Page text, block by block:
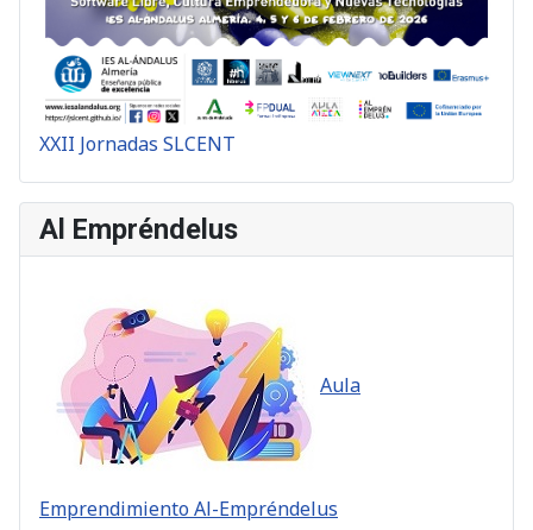
XXII Jornadas SLCENT
Al Empréndelus
Aula
Emprendimiento Al-Empréndelus